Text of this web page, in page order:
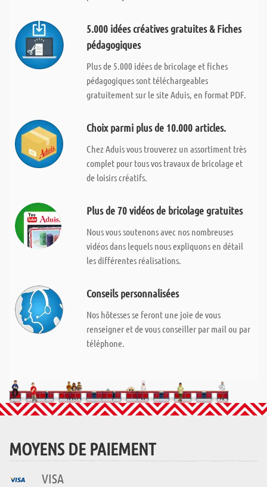
5.000 idées créatives gratuites & Fiches
pédagogiques
Plus de 5.000 idées de bricolage et fiches
pédagogiques sont téléchargeables
gratuitement sur le site Aduis, en format PDF.
Choix parmi plus de 10.000 articles.
Chez Aduis vous trouverez un assortiment très
complet pour tous vos travaux de bricolage et
de loisirs créatifs.
Plus de 70 vidéos de bricolage gratuites
Nous vous soutenons avec nos nombreuses
vidéos dans lequels nous expliquons en détail
les différentes réalisations.
Conseils personnalisées
Nos hôtesses se feront une joie de vous
renseigner et de vous conseiller par mail ou par
téléphone.
MOYENS DE PAIEMENT
VISA